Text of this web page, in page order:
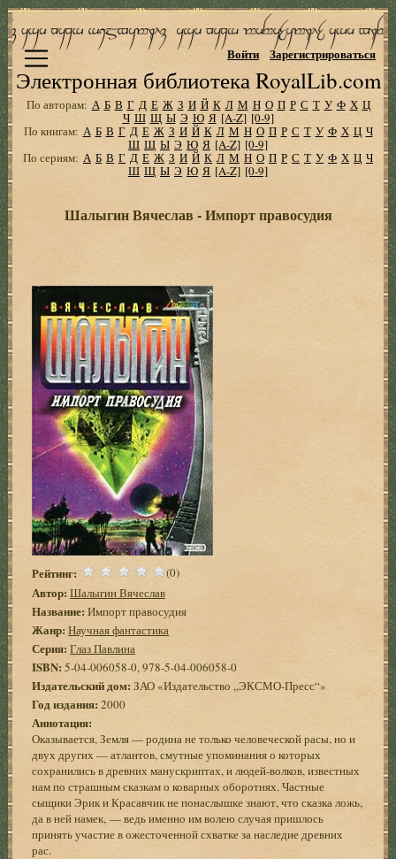
Электронная библиотека RoyalLib.com
Войти Зарегистрироваться
По авторам: А Б В Г Д Е Ж З И Й К Л М Н О П Р С Т У Ф Х Ц
Ч Ш Щ Ы Э Ю Я [A-Z] [0-9]
По книгам: А Б В Г Д Е Ж З И Й К Л М Н О П Р С Т У Ф Х Ц Ч
Ш Щ Ы Э Ю Я [A-Z] [0-9]
По сериям: А Б В Г Д Е Ж З И Й К Л М Н О П Р С Т У Ф Х Ц Ч
Ш Щ Ы Э Ю Я [A-Z] [0-9]
Шалыгин Вячеслав - Импорт правосудия
Рейтинг: (0)
Автор: Шалыгин Вячеслав
Название: Импорт правосудия
Жанр: Научная фантастика
Серия: Глаз Павлина
ISBN:5-04-006058-0, 978-5-04-006058-0
Издательский дом:ЗАО «Издательство „ЭКСМО-Пресс“»
Год издания: 2000
Аннотация:
Оказывается, Земля — родина не только человеческой расы, но и
двух других — атлантов, смутные упоминания о которых
сохранились в древних манускриптах, и людей-волков, известных
нам по страшным сказкам о коварных оборотнях. Частные
сыщики Эрик и Красавчик не понаслышке знают, что сказка ложь,
да в ней намек, — ведь именно им волею случая пришлось
принять участие в ожесточенной схватке за наследие древних
рас.